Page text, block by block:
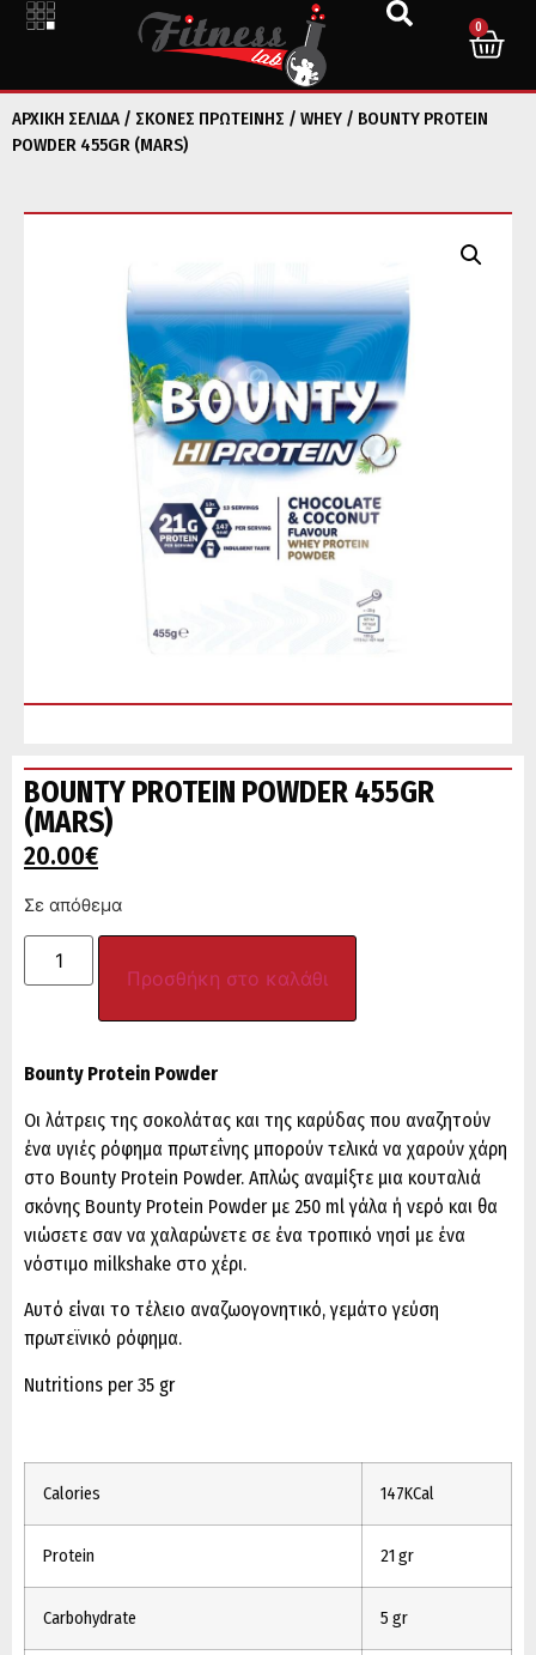
0
ΑΡΧΙΚΉ ΣΕΛΊΔΑ / ΣΚΟΝΕΣ ΠΡΩΤΕΙΝΗΣ / WHEY / BOUNTY PROTEIN
POWDER 455GR (MARS)
BOUNTY PROTEIN POWDER 455GR
(MARS)
20.00€
Σε απόθεμα
Προσθήκη στο καλάθι
Bounty Protein Powder
Οι λάτρεις της σοκολάτας και της καρύδας που αναζητούν
ένα υγιές ρόφημα πρωτεΐνης μπορούν τελικά να χαρούν χάρη
στο Bounty Protein Powder. Απλώς αναμίξτε μια κουταλιά
σκόνης Bounty Protein Powder με 250 ml γάλα ή νερό και θα
νιώσετε σαν να χαλαρώνετε σε ένα τροπικό νησί με ένα
νόστιμο milkshake στο χέρι.
Αυτό είναι το τέλειο αναζωογονητικό, γεμάτο γεύση
πρωτεϊνικό ρόφημα.
Nutritions per 35 gr
Calories 147KCal
Protein 21 gr
Carbohydrate 5 gr